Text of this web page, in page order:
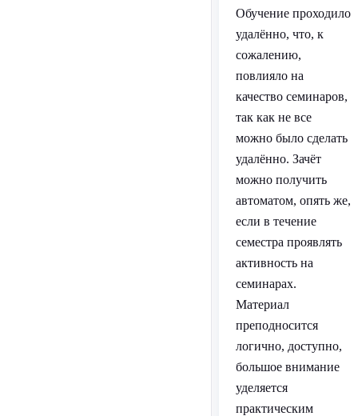
Обучение проходило
удалённо, что, к
сожалению,
повлияло на
качество семинаров,
так как не все
можно было сделать
удалённо. Зачёт
можно получить
автоматом, опять же,
если в течение
семестра проявлять
активность на
семинарах.
Материал
преподносится
логично, доступно,
большое внимание
уделяется
практическим